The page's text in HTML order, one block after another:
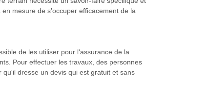
mesure de s’occuper efficacement de la
de les utiliser pour l'assurance de la
Pour effectuer les travaux, des personnes
dresse un devis qui est gratuit et sans